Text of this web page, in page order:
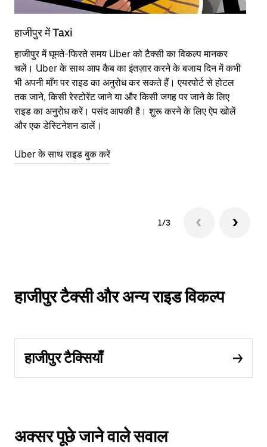
हाजीपुर में Taxi
हाजीपुर में घूमते-फिरते समय Uber को टैक्सी का विकल्प मानकर
चलें। Uber के साथ आप कैब का इंतज़ार करने के बजाय दिन में कभी
भी अपनी माँग पर राइड का अनुरोध कर सकते हैं। एयरपोर्ट से होटल
तक जाने, किसी रेस्टोरेंट जाने या और किसी जगह पर जाने के लिए
राइड का अनुरोध करें। पसंद आपकी है। शुरू करने के लिए ऐप खोलें
और एक डेस्टिनेशन डालें।
Uber के साथ राइड बुक करें
1/3
हाजीपुर टैक्सी और अन्य राइड विकल्प
हाजीपुर टैक्सियाँ
अक्सर पूछे जाने वाले सवाल